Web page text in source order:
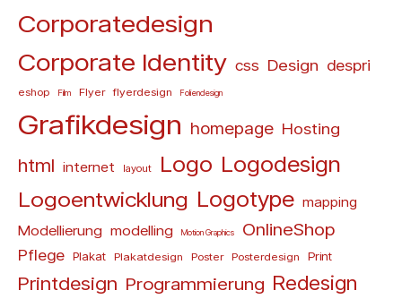
Corporatedesign
Corporate Identity css Design despri
eshop Film Flyer flyerdesign Foliendesign
Grafikdesign homepage Hosting
html internet layout Logo Logodesign
Logoentwicklung Logotype mapping
Modellierung modelling Motion Graphics OnlineShop
Pflege Plakat Plakatdesign Poster Posterdesign Print
Printdesign Programmierung Redesign